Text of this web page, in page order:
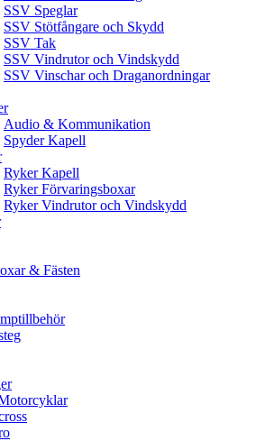
SSV Speglar
SSV Stötfångare och Skydd
SSV Tak
SSV Vindrutor och Vindskydd
SSV Vinschar och Draganordningar
Audio & Kommunikation
Spyder Kapell
Ryker Kapell
Ryker Förvaringsboxar
Ryker Vindrutor och Vindskydd
& Fästen